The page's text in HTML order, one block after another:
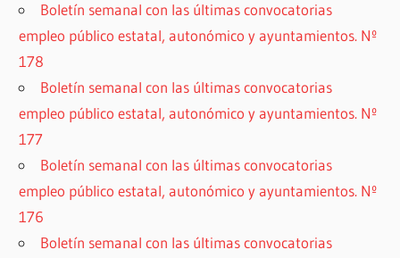
Boletín semanal con las últimas convocatorias
empleo público estatal, autonómico y ayuntamientos. Nº
178
Boletín semanal con las últimas convocatorias
empleo público estatal, autonómico y ayuntamientos. Nº
177
Boletín semanal con las últimas convocatorias
empleo público estatal, autonómico y ayuntamientos. Nº
176
Boletín semanal con las últimas convocatorias